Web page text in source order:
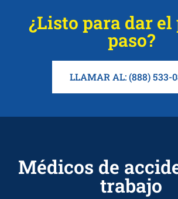
¿Listo para dar
paso?
LLAMAR AL: (888) 533-
Médicos de
trabajo